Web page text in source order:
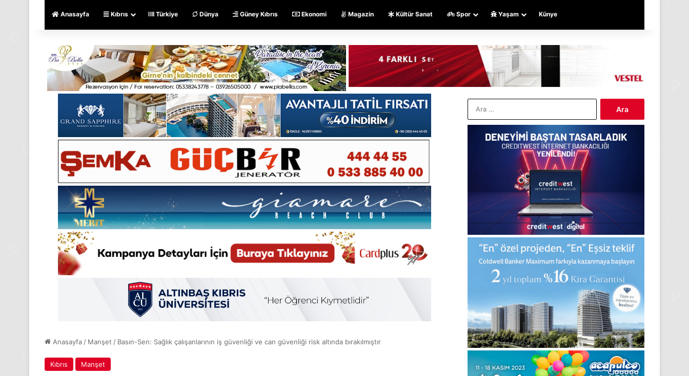
Anasayfa Kıbrıs Türkiye Dünya Güney Kıbrıs Ekonomi Magazin Kültür Sanat Spor Yaşam Künye
Anasayfa/ Manşet / Basın-Sen: Sağlık çalışanlarının iş güvenliği ve can güvenliği risk altında bırakılmıştır
Kıbrıs Manşet